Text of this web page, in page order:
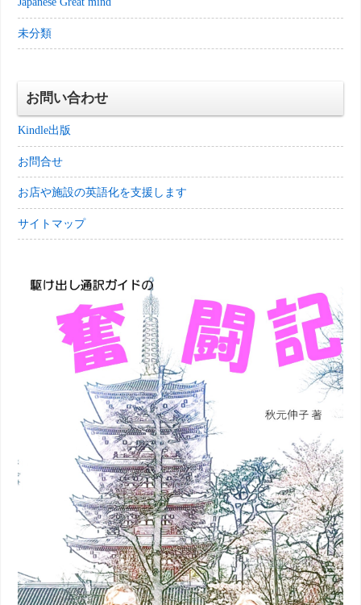
未分類
お問い合わせ
Kindle出版
お問合せ
お店や施設の英語化を支援します
サイトマップ